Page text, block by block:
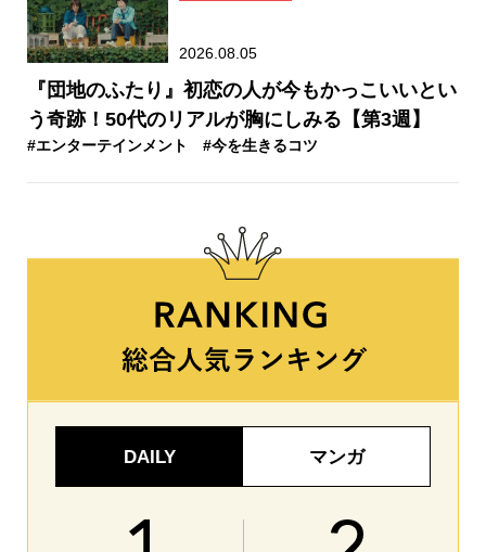
2026.08.05
『団地のふたり』初恋の人が今もかっこいいとい
う奇跡！50代のリアルが胸にしみる【第3週】
#エンターテインメント #今を生きるコツ
DAILY マンガ